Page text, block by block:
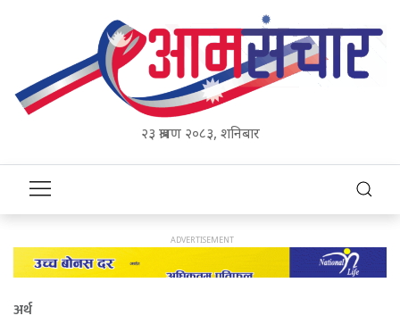
२३ श्रावण २०८३, शनिबार
अर्थ